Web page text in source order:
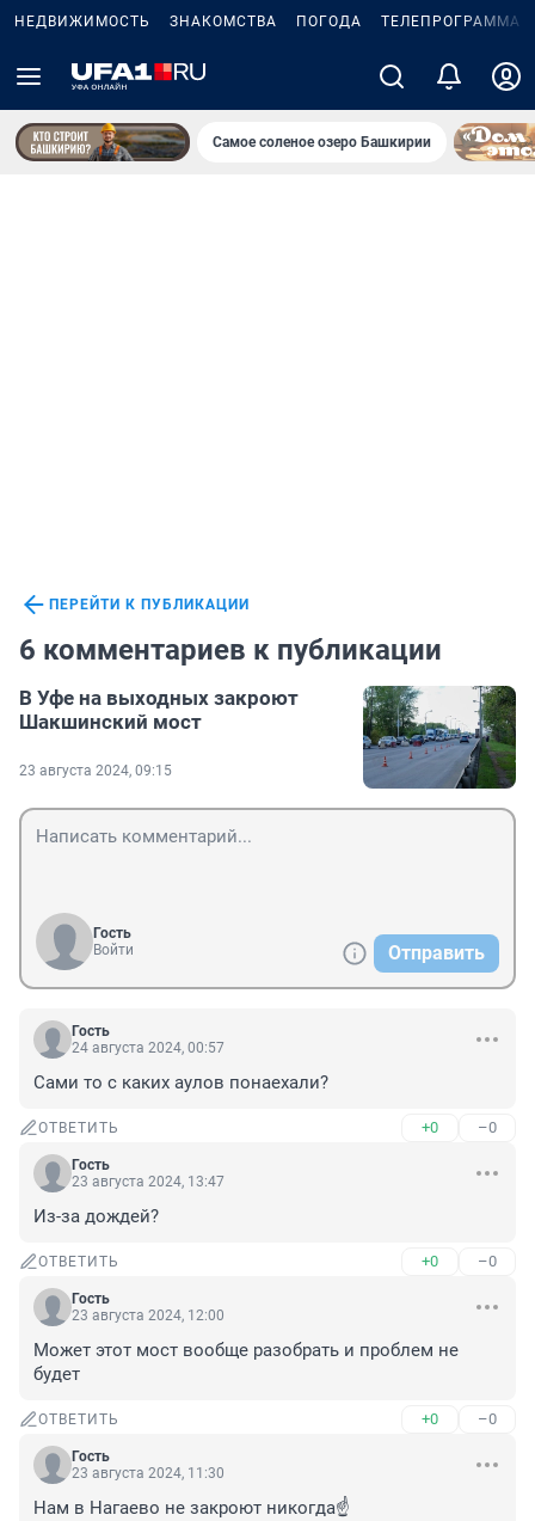
НЕДВИЖИМОСТЬ ЗНАКОМСТВА ПОГОДА ТЕЛЕПРОГРАММА
Самое соленое озеро Башкирии
ПЕРЕЙТИ К ПУБЛИКАЦИИ
6 комментариев к публикации
В Уфе на выходных закроют
Шакшинский мост
23 августа 2024, 09:15
Гость
Войти
Отправить
Гость
24 августа 2024, 00:57
Сами то с каких аулов понаехали?
ОТВЕТИТЬ +0 –0
Гость
23 августа 2024, 13:47
Из-за дождей?
ОТВЕТИТЬ +0 –0
Гость
23 августа 2024, 12:00
Может этот мост вообще разобрать и проблем не
будет
ОТВЕТИТЬ +0 –0
Гость
23 августа 2024, 11:30
Нам в Нагаево не закроют никогда☝️